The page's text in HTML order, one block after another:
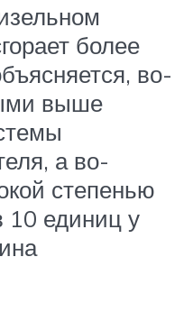
более
во-
выше
а во-
степенью
10 единиц у